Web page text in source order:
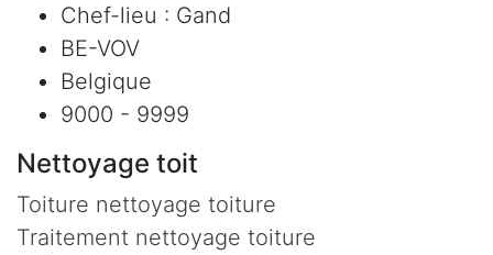
Chef-lieu : Gand
BE-VOV
Belgique
9000 - 9999
Nettoyage toit
Toiture nettoyage toiture
Traitement nettoyage toiture